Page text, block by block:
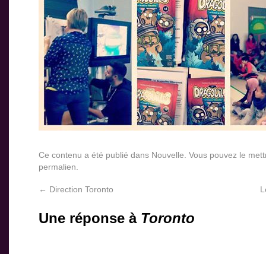
Ce contenu a été publié dans Nouvelle . Vous pouvez le
permalien
← Direction Toronto
Une réponse à Toronto